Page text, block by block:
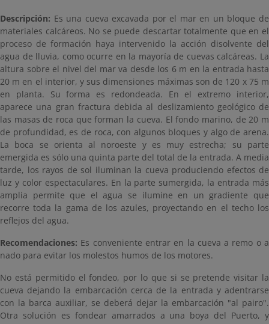
Descripción: Es una cueva excavada por el mar en un bloque de
materiales calcáreos. No se puede descartar totalmente que en el
proceso de formación haya intervenido la acción disolvente del
agua de lluvia, como ocurre en la mayoría de cuevas calcáreas. La
altura sobre el nivel del mar va desde los 6 m en la entrada hasta
20 m en el interior, y sus dimensiones máximas son de 120 x 75 m
en planta. Su forma es redondeada. En el extremo interior,
aparece una gran fractura debida al deslizamiento geológico de
las masas de roca que forman la cueva. El fondo marino, de 20 m
de profundidad, es de roca, con algunos bloques y algo de arena.
La boca se orienta al noroeste y es muy estrecha; su parte
emergida es sólo una quinta parte del total de la entrada. A media
tarde, los rayos de sol iluminan la cueva produciendo efectos de
luz y color espectaculares. En la parte sumergida, la entrada más
amplia permite que el agua se ilumine en un gradiente que
recorre toda la gama de los azules, proyectando en el techo los
reflejos del agua.
Recomendaciones: Es conveniente entrar en la cueva a remo o a
nado para evitar los molestos humos de los motores.
No está permitido el fondeo, por lo que si se pretende visitar la
cueva dejando la embarcación cerca de la entrada y adentrarse
con la barca auxiliar, se deberá dejar la embarcación "al pairo".
Otra solución es fondear amarrados a una boya del Puerto, y